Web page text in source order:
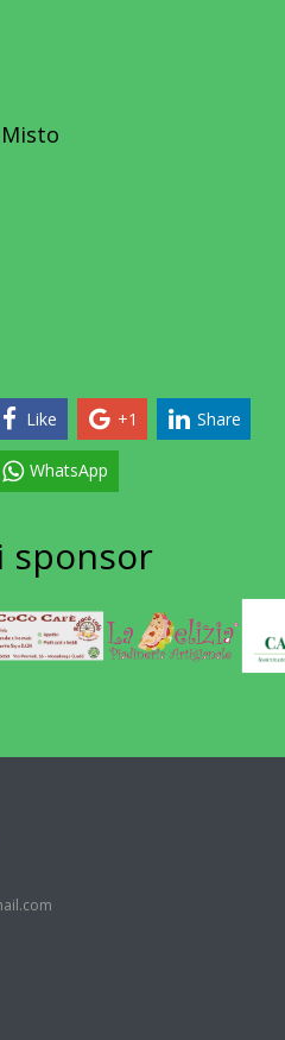
Like +1 Share
WhatsApp
sponsor